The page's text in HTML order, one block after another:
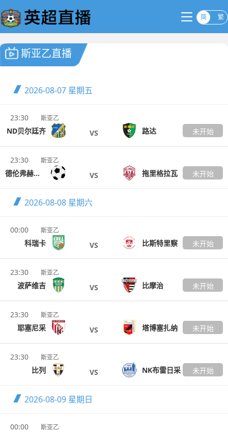
简 繁
斯亚乙直播
2026-08-07 星期五
23:30 斯亚乙
ND贝尔廷齐 VS 路达 未开始
23:30 斯亚乙
德伦弗赫尼卡 VS 拖里格拉瓦 未开始
2026-08-08 星期六
00:00 斯亚乙
科瑞卡 VS 比斯特里察 未开始
23:30 斯亚乙
波萨维吉 VS 比摩治 未开始
23:30 斯亚乙
耶塞尼采 VS 塔博塞扎纳 未开始
23:30 斯亚乙
比列 VS NK布雷日采 未开始
2026-08-09 星期日
00:00 斯亚乙